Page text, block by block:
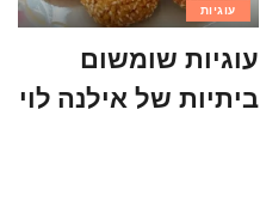
עוגיות
עוגיות שומשום
ביתיות של אילנה לוי